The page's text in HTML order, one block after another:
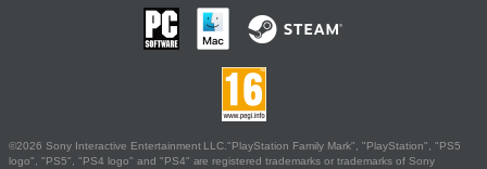
©2026 Sony Interactive Entertainment LLC."PlayStation Family Mark", "PlayStation", "PS5
logo", "PS5", "PS4 logo" and "PS4" are registered trademarks or trademarks of Sony